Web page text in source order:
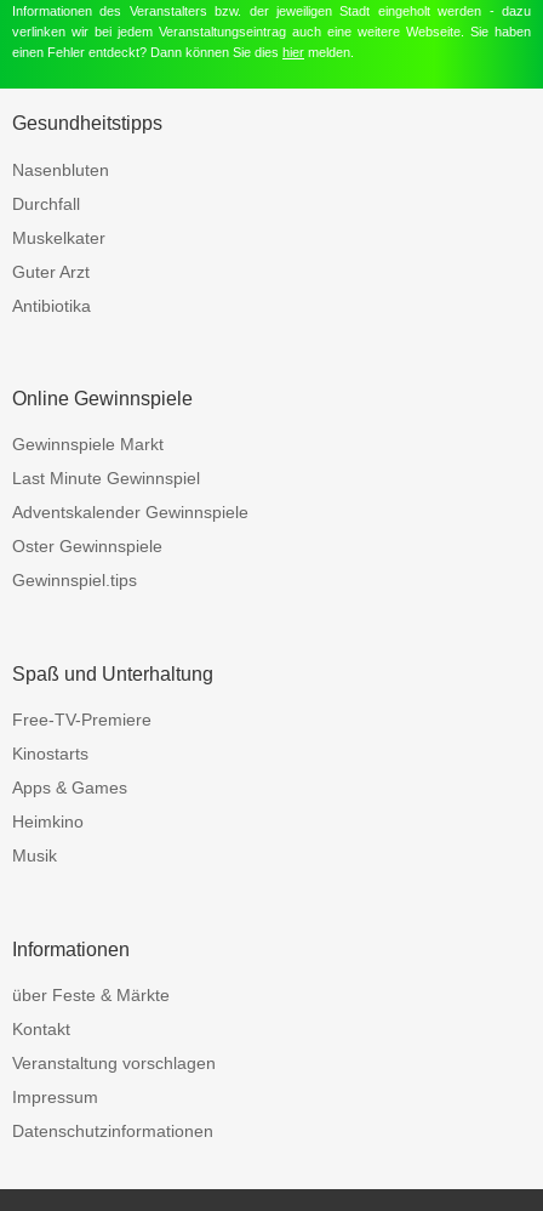
Informationen des Veranstalters bzw. der jeweiligen Stadt eingeholt werden - dazu
verlinken wir bei jedem Veranstaltungseintrag auch eine weitere Webseite. Sie haben
einen Fehler entdeckt? Dann können Sie dies hier melden.
Gesundheitstipps
Nasenbluten
Durchfall
Muskelkater
Guter Arzt
Antibiotika
Online Gewinnspiele
Gewinnspiele Markt
Last Minute Gewinnspiel
Adventskalender Gewinnspiele
Oster Gewinnspiele
Gewinnspiel.tips
Spaß und Unterhaltung
Free-TV-Premiere
Kinostarts
Apps & Games
Heimkino
Musik
Informationen
über Feste & Märkte
Kontakt
Veranstaltung vorschlagen
Impressum
Datenschutzinformationen